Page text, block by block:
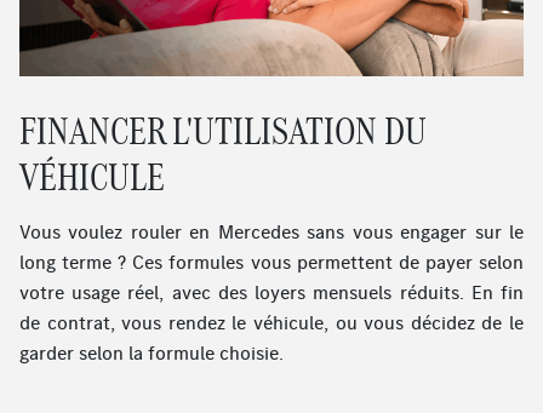
FINANCER L'UTILISATION DU
VÉHICULE
Vous voulez rouler en Mercedes sans vous engager sur le
long terme ? Ces formules vous permettent de payer selon
votre usage réel, avec des loyers mensuels réduits. En fin
de contrat, vous rendez le véhicule, ou vous décidez de le
garder selon la formule choisie.